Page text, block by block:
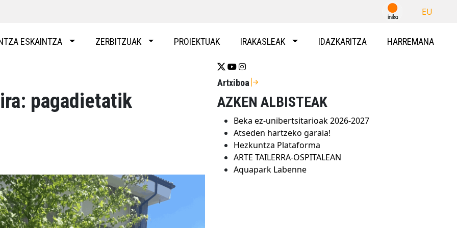
EU
ESKAINTZA ZERBITZUAK PROIEKTUAK IRAKASLEAK IDAZKARITZA HARREMANA
pagadietatik
Se abrirá nueva ventana-twitter
Se abrirá nueva ventana-youtube
Se abrirá nueva ventana-instragram
Artxiboa
AZKEN ALBISTEAK
Beka ez-unibertsitarioak 2026-2027
Atseden hartzeko garaia!
Hezkuntza Plataforma
ARTE TAILERRA-OSPITALEAN
Aquapark Labenne